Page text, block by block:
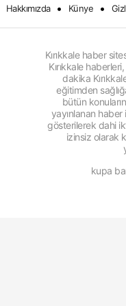
Hakkımızda • Künye •
Kırıkkale haber
Kırıkkale
dakika
eğitimden
bütün
yayınlanan
gösterilerek dahi
izinsiz olarak
kupa